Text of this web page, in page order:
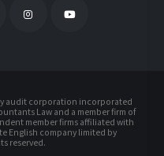
audit corporation incorporated
Law and a member firm of
member firms affiliated with
English company limited by
reserved.